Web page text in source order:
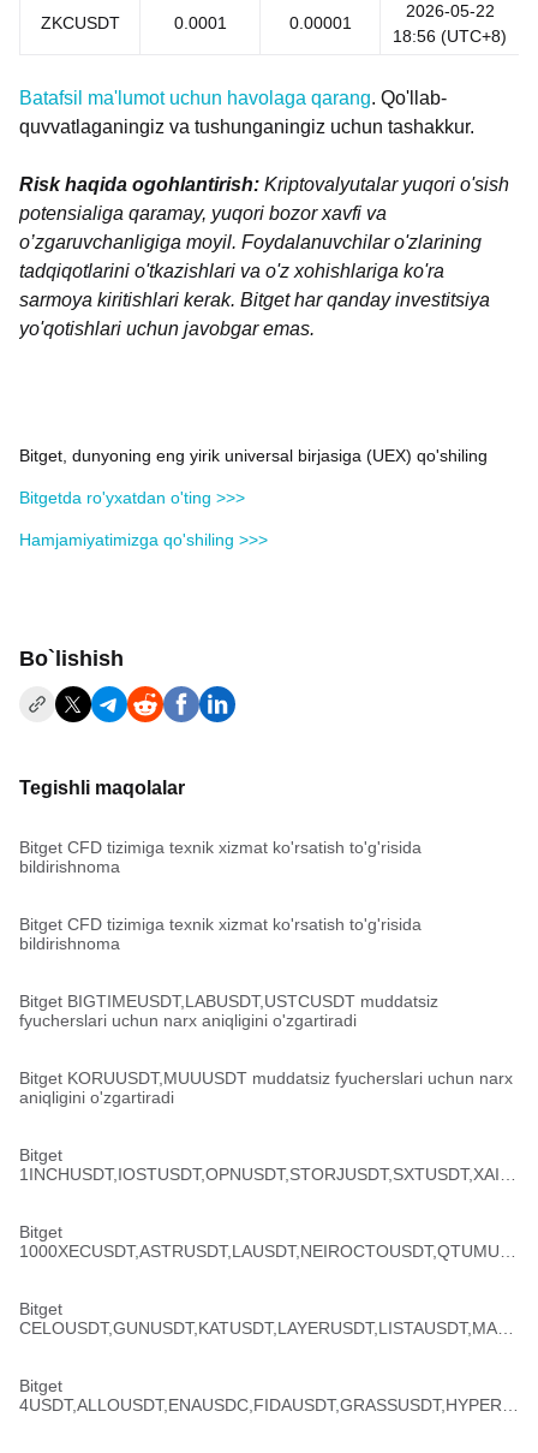
ZKCUSDT 0.0001 0.00001
2026-05-22
18:56 (UTC+8)
Batafsil ma'lumot uchun havolaga qarang. Qo'llab-
quvvatlaganingiz va tushunganingiz uchun tashakkur.
Risk haqida ogohlantirish: Kriptovalyutalar yuqori o'sish
potensialiga qaramay, yuqori bozor xavfi va
o’zgaruvchanligiga moyil. Foydalanuvchilar o'zlarining
tadqiqotlarini o'tkazishlari va o'z xohishlariga ko'ra
sarmoya kiritishlari kerak. Bitget har qanday investitsiya
yo'qotishlari uchun javobgar emas.
Bitget, dunyoning eng yirik universal birjasiga (UEX) qo'shiling
Bitgetda ro'yxatdan o'ting >>>
Hamjamiyatimizga qo'shiling >>>
Bo`lishish
Tegishli maqolalar
Bitget CFD tizimiga texnik xizmat ko'rsatish to'g'risida
bildirishnoma
Bitget CFD tizimiga texnik xizmat ko'rsatish to'g'risida
bildirishnoma
Bitget BIGTIMEUSDT,LABUSDT,USTCUSDT muddatsiz
fyucherslari uchun narx aniqligini o'zgartiradi
Bitget KORUUSDT,MUUUSDT muddatsiz fyucherslari uchun narx
aniqligini o'zgartiradi
Bitget
1INCHUSDT,IOSTUSDT,OPNUSDT,STORJUSDT,SXTUSDT,XAIU
Bitget
1000XECUSDT,ASTRUSDT,LAUSDT,NEIROCTOUSDT,QTUMUS
Bitget
CELOUSDT,GUNUSDT,KATUSDT,LAYERUSDT,LISTAUSDT,MAN
Bitget
4USDT,ALLOUSDT,ENAUSDC,FIDAUSDT,GRASSUSDT,HYPERU